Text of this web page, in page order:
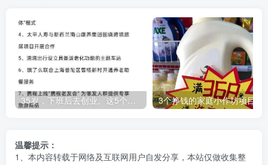
35岁，下班后去创业。这5个银发经济的小赛道，真的很适合普通人。
温馨提示：
1、本内容转载于网络及互联网用户自发分享，本站仅做收集整